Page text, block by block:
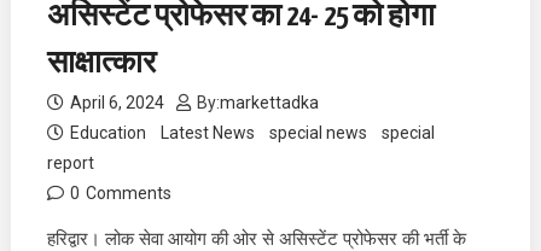
असिस्टेंट प्रोफेसर का 24- 25 को होगा
साक्षात्कार
April 6, 2024 By:markettadka
Education
Latest News special news
special
report
0 Comments
हरिद्वार। लोक सेवा आयोग की ओर से असिस्टेंट प्रोफेसर की भर्ती के